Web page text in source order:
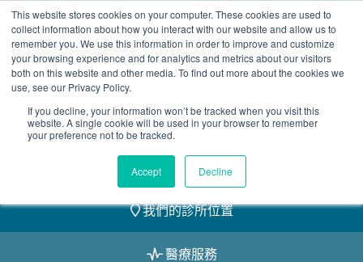
This website stores cookies on your computer. These cookies are used to
collect information about how you interact with our website and allow us to
remember you. We use this information in order to improve and customize
your browsing experience and for analytics and metrics about our visitors
both on this website and other media. To find out more about the cookies we
use, see our Privacy Policy.
If you decline, your information won’t be tracked when you visit this
website. A single cookie will be used in your browser to remember
your preference not to be tracked.
Accept Decline
Skip
to
content
2155 9055
預約
我們的醫護團隊
我們的診所位置
醫療服務